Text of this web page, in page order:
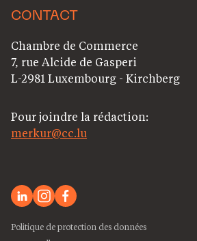
CONTACT
Chambre de Commerce
7, rue Alcide de Gasperi
L-2981 Luxembourg - Kirchberg
Pour joindre la rédaction:
merkur@cc.lu
Politique de protection des données